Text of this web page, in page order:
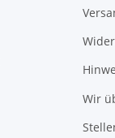
Wir